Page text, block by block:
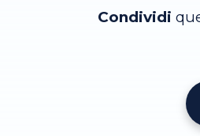
Condividi